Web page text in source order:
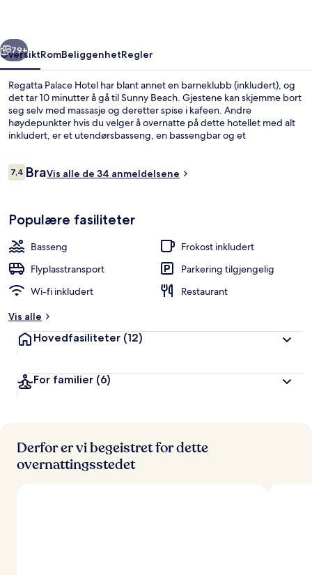
Neste
79+
OversiktRomBeliggenhetRegler
Regatta Palace Hotel har blant annet en barneklubb (inkludert), og
det tar 10 minutter å gå til Sunny Beach. Gjestene kan skjemme bort
seg selv med massasje og deretter spise i kafeen. Andre
høydepunkter hvis du velger å overnatte på dette hotellet med alt
inkludert, er et utendørsbasseng, en bassengbar og et
Anmeldelser
7,47,4 av 10 –
BraVis alle de 34 anmeldelsene
Populære fasiliteter
Basseng
Frokost inkludert
Flyplasstransport
Parkering tilgjengelig
Wi-fi inkludert
Restaurant
Vis alle
Hovedfasiliteter (12)
For familier (6)
Derfor er vi begeistret for dette
overnattingsstedet